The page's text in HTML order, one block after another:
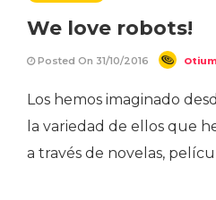
We love robots!
Posted On 31/10/2016 Otium
Los hemos imaginado
la variedad de ellos que
a través de novelas,